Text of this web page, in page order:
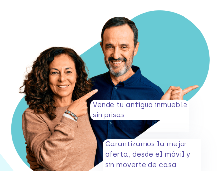
Vende tu antiguo inmueble
sin prisas
Garantizamos la mejor
oferta, desde el móvil y
sin moverte de casa